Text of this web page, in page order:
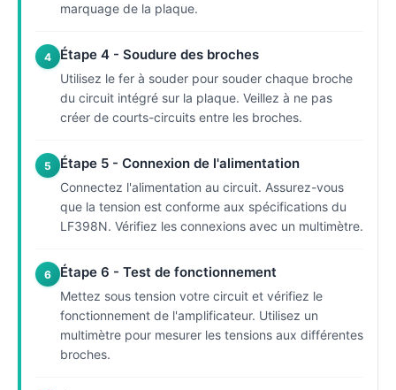
marquage de la plaque.
4 Étape 4 - Soudure des broches
Utilisez le fer à souder pour souder chaque broche
du circuit intégré sur la plaque. Veillez à ne pas
créer de courts-circuits entre les broches.
5 Étape 5 - Connexion de l'alimentation
Connectez l'alimentation au circuit. Assurez-vous
que la tension est conforme aux spécifications du
LF398N. Vérifiez les connexions avec un multimètre.
6 Étape 6 - Test de fonctionnement
Mettez sous tension votre circuit et vérifiez le
fonctionnement de l'amplificateur. Utilisez un
multimètre pour mesurer les tensions aux différentes
broches.